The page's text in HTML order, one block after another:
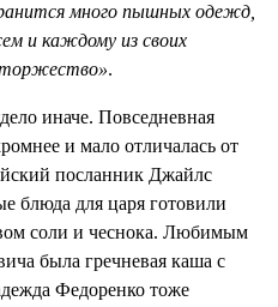
много пышных одежд,
и каждому из своих
торжество».
иначе. Повседневная
и мало отличалась от
посланник Джайлс
блюда для царя готовили
соли и чеснока. Любимым
была гречневая каша с
Федоренко тоже